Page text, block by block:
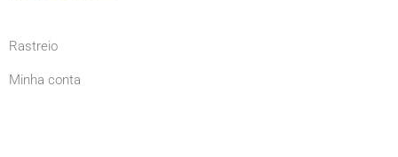
Rastreio
Minha conta